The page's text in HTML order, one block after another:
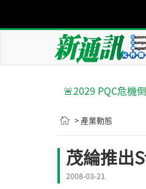
🚨2029 PQC危機
> 產業動態
茂綸推出
2008-03-21